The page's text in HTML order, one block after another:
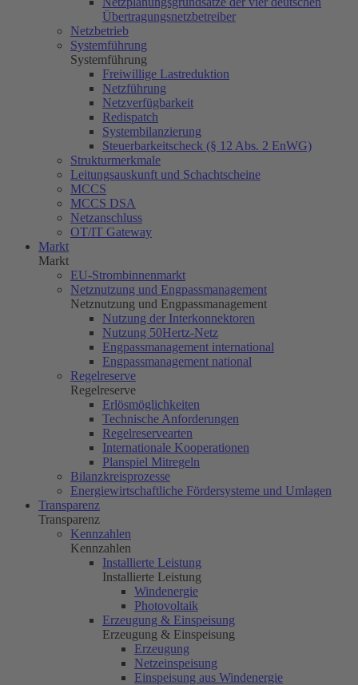
Übertragungsnetzbetreiber
Netzbetrieb
Systemführung
Systemführung
Freiwillige Lastreduktion
Netzführung
Netzverfügbarkeit
Redispatch
Systembilanzierung
Steuerbarkeitscheck (§ 12 Abs. 2 EnWG)
Strukturmerkmale
Leitungsauskunft und Schachtscheine
MCCS
MCCS DSA
Netzanschluss
OT/IT Gateway
Markt
Markt
EU-Strombinnenmarkt
Netznutzung und Engpassmanagement
Netznutzung und Engpassmanagement
Nutzung der Interkonnektoren
Nutzung 50Hertz-Netz
Engpassmanagement international
Engpassmanagement national
Regelreserve
Regelreserve
Erlösmöglichkeiten
Technische Anforderungen
Regelreservearten
Internationale Kooperationen
Planspiel Mitregeln
Bilanzkreisprozesse
Energiewirtschaftliche Fördersysteme und Umlagen
Transparenz
Transparenz
Kennzahlen
Kennzahlen
Installierte Leistung
Installierte Leistung
Windenergie
Photovoltaik
Erzeugung & Einspeisung
Erzeugung & Einspeisung
Erzeugung
Netzeinspeisung
Einspeisung aus Windenergie